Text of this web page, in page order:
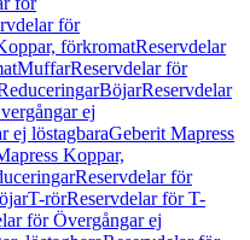
för
förkromatReservdelar
MuffarReservdelar för
BöjarReservdelar
ej
ej löstagbaraGeberit Mapress
Koppar,
Reservdelar för
T-rörReservdelar för T-
för Övergångar ej